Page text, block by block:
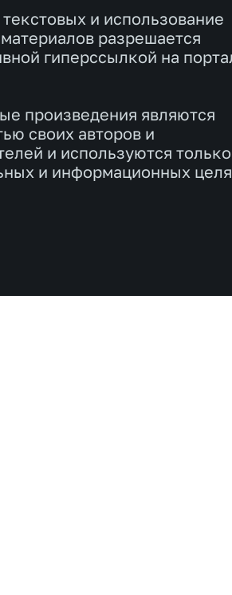
и использование
разрешается
гиперссылкой на
произведения являются
своих авторов и
и используются
и информационных